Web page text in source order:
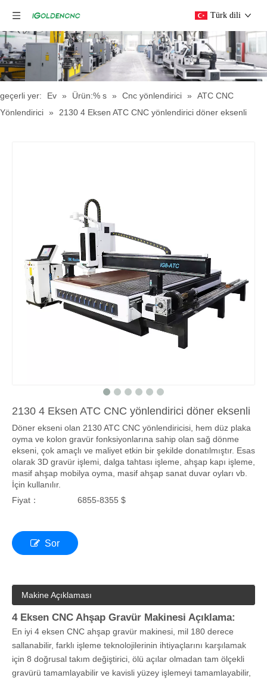
Türk dili
geçerli yer: Ev » Ürün:% s » Cnc yönlendirici »
ATC CNC
Yönlendirici » 2130 4 Eksen ATC CNC yönlendirici döner eksenli
2130 4 Eksen ATC CNC yönlendirici döner eksenli
Döner ekseni olan 2130 ATC CNC yönlendiricisi, hem düz plaka
oyma ve kolon gravür fonksiyonlarına sahip olan sağ dönme
ekseni, çok amaçlı ve maliyet etkin bir şekilde donatılmıştır. Esas
olarak 3D gravür işlemi, dalga tahtası işleme, ahşap kapı işleme,
masif ahşap mobilya oyma, masif ahşap sanat duvar oyları vb.
İçin kullanılır.
Fiyat：
6855-8355 $
Sor
Makine Açıklaması
4 Eksen CNC Ahşap Gravür Makinesi Açıklama:
En iyi 4 eksen CNC ahşap gravür makinesi, mil 180 derece
sallanabilir, farklı işleme teknolojilerinin ihtiyaçlarını karşılamak
için 8 doğrusal takım değiştirici, ölü açılar olmadan tam ölçekli
gravürü tamamlayabilir ve kavisli yüzey işlemeyi tamamlayabilir,